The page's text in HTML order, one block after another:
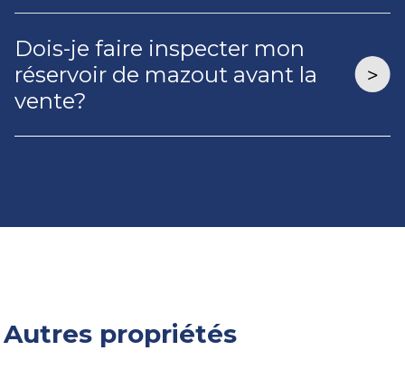
Dois-je faire inspecter mon
réservoir de mazout avant la
vente?
Autres propriétés